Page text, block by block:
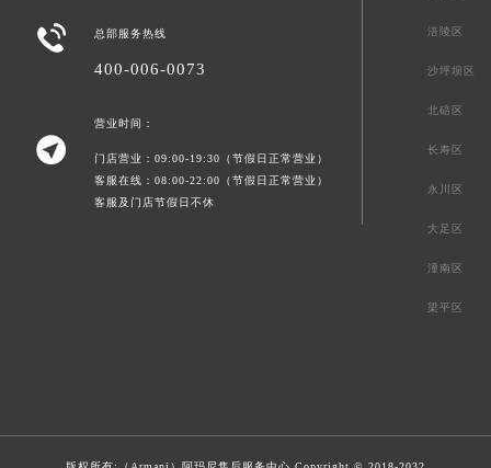
 总部服务热线
400-006-0073

营业时间：
门店营业：09:00-19:30（节假日正常营业）
客服在线：08:00-22:00（节假日正常营业）
客服及门店节假日不休
涪陵区
沙坪坝区
北碚区
长寿区
永川区
大足区
潼南区
梁平区